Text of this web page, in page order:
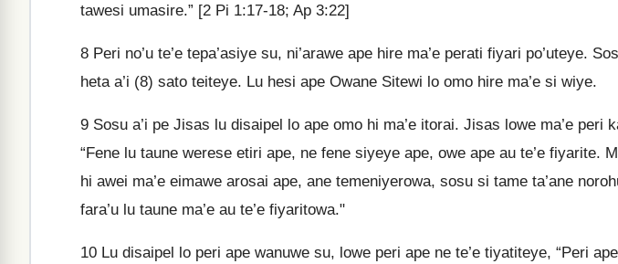
tawesi umasire.” [2 Pi 1:17-18; Ap 3:22]
8 Peri no’u te’e tepa’asiye su, ni’arawe ape hire ma’e perati fiyari po’uteye.
heta a’i (8) sato teiteye. Lu hesi ape Owane Sitewi lo omo hire ma’e si wiye.
9 Sosu a’i pe Jisas lu disaipel lo ape omo hi ma’e itorai. Jisas lowe ma’e peri
“Fene lu taune werese etiri ape, ne fene siyeye ape, owe ape au te’e fiyarite.
hi awei ma’e eimawe arosai ape, ane temeniyerowa, sosu si tame ta’ane
fara’u lu taune ma’e au te’e fiyaritowa."
10 Lu disaipel lo peri ape wanuwe su, lowe peri ape ne te’e tiyatiteye, “Peri